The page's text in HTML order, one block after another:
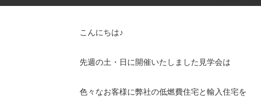
こんにちは♪
先週の土・日に開催いたしました見学会は
色々なお客様に弊社の低燃費住宅と輸入住宅を